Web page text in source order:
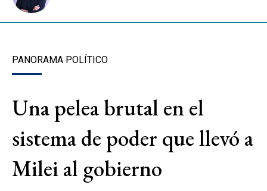
PANORAMA POLÍTICO
Una pelea brutal en el
sistema de poder que llevó a
Milei al gobierno